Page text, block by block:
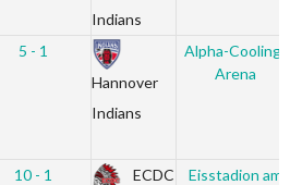
Indians
5 - 1
Hannover
Indians
Alpha-Cooling-
Arena
10 - 1
ECDC
Eisstadion am